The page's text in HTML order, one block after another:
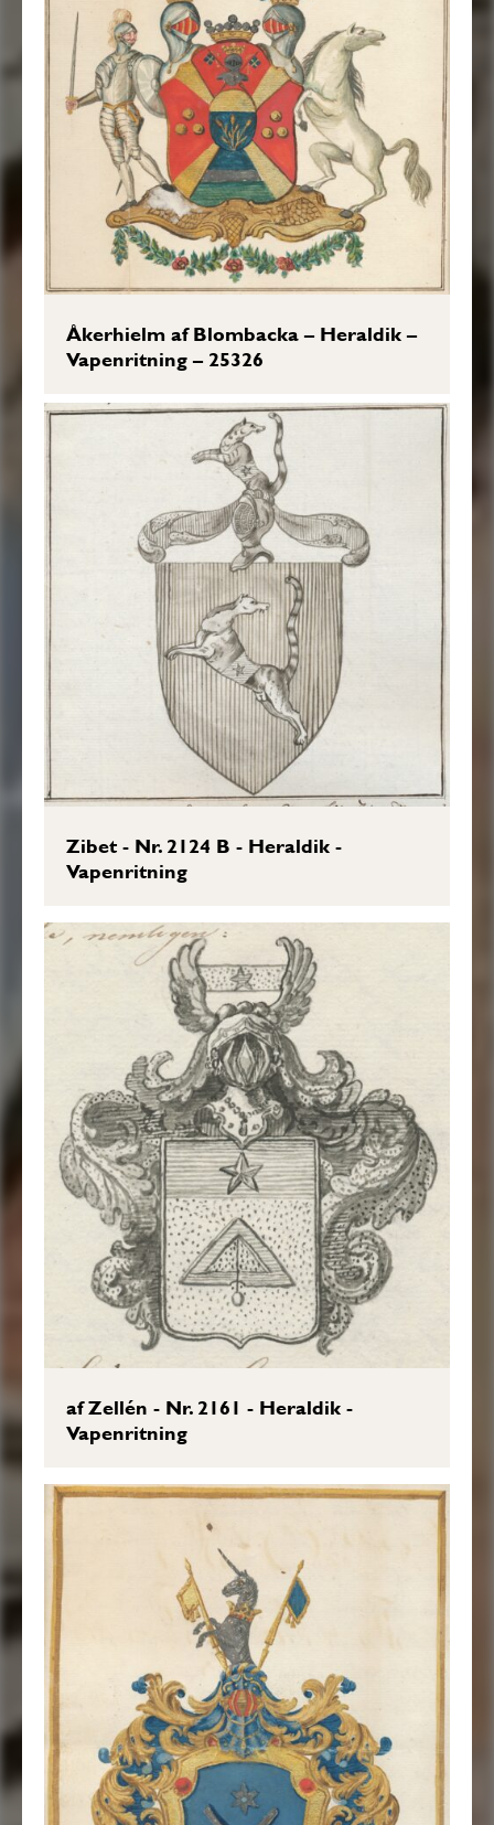
Åkerhielm af Blombacka – Heraldik –
Vapenritning – 25326
Zibet - Nr. 2124 B - Heraldik -
Vapenritning
af Zellén - Nr. 2161 - Heraldik -
Vapenritning